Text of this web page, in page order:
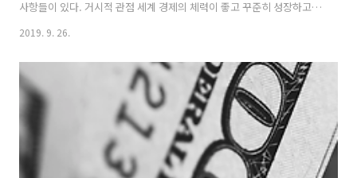
사항들이 있다. 거시적 관점 세계 경제의 체력이 좋고 꾸준히 성장하고
있나? 금리가 낮아지고 있는 추세인가? 투자 대상 기업의 주 사업 기반
한 가치 평가 속에서 안정적 추세를 보이고 있나? 미시적 관점 투자 대상
기업의 실적이 꾸준히 좋아지고 있나? 재무제표의 지표가 매력적인가?
차트는 자기 돈을 넣은 투자자들의 행동이 녹아있는 통계다. 추세가 형성
되고 있나? 타이밍이 적절한가? 이것 역시 구분에 따라 다양하게 나눌 수
있을 것이다. 그러나 기본적으로 분석의 대상은 프렉탈 구조와 같이 자기
복..
2019. 9. 26.